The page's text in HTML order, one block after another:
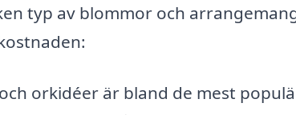
typ av blommor och
orkidéer är bland de mest